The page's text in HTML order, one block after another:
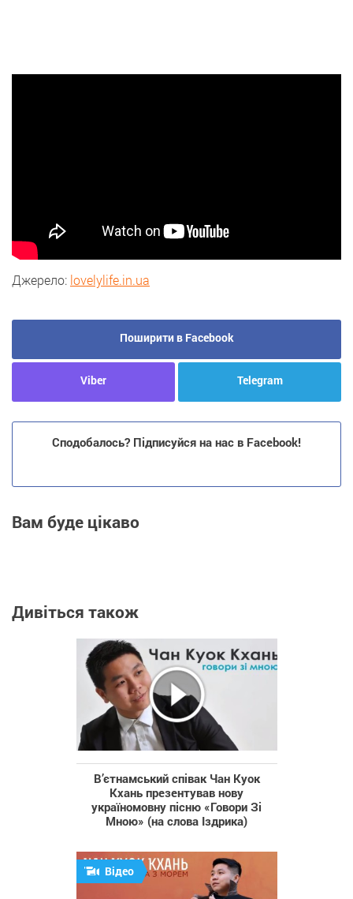
Джерело: lovelylife.in.ua
Поширити в Facebook
Viber Telegram
Сподобалось? Підписуйся на нас в Facebook!
Вам буде цікаво
Дивіться також
В’єтнамський співак Чан Куок
Кхань презентував нову
україномовну пісню «Говори Зі
Мною» (на слова Іздрика)
Відео